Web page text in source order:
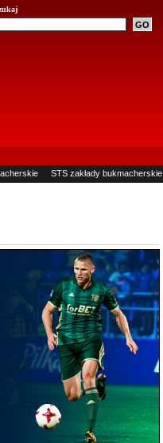
STS zakłady bukmacherskie